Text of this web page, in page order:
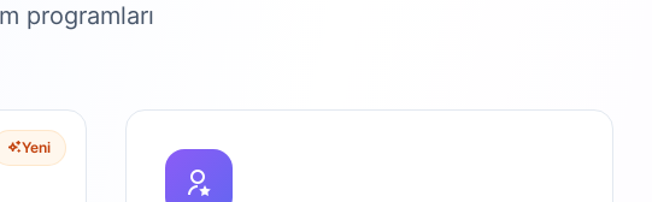
programları
Yeni